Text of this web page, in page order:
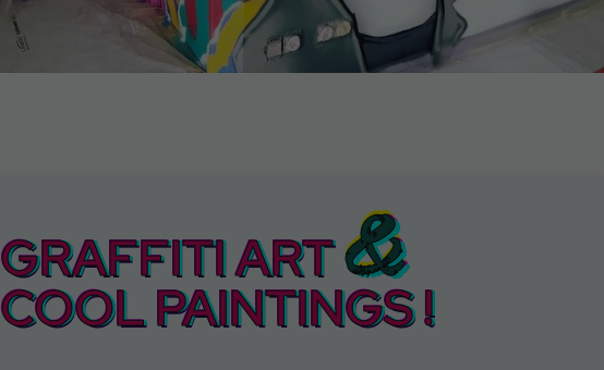
GRAFFITI ART&
COOL PAINTINGS !